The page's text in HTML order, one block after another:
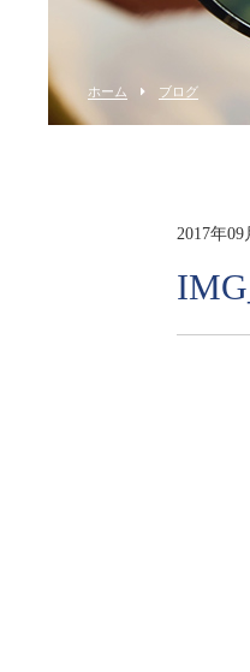
ホーム ブログ
2017年09